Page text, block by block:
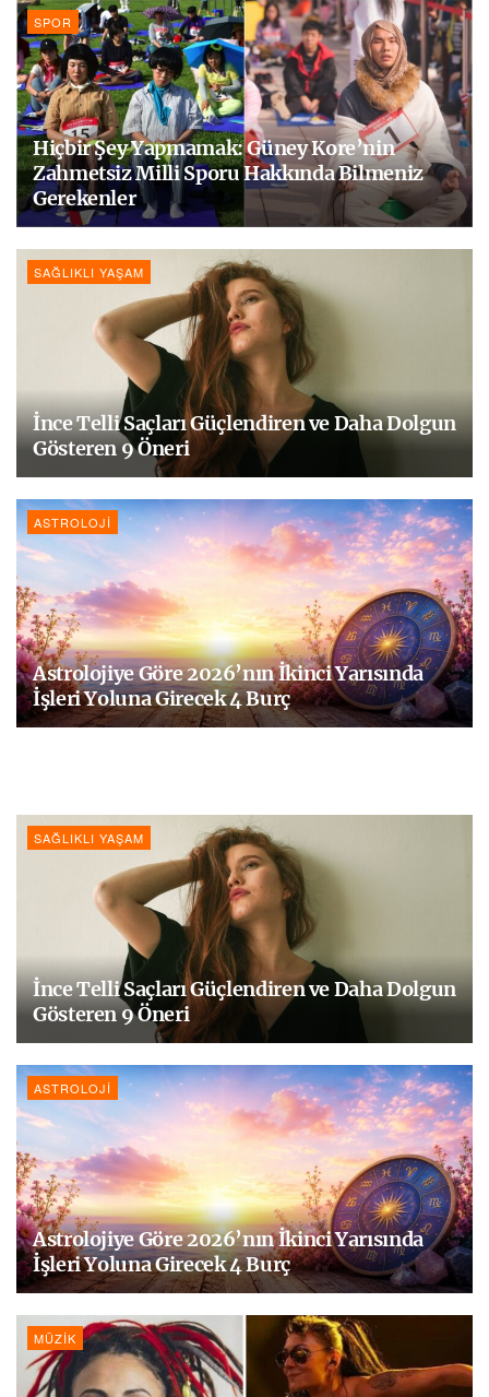
SPOR
Hiçbir Şey Yapmamak: Güney Kore’nin
Zahmetsiz Milli Sporu Hakkında Bilmeniz
Gerekenler
SAĞLIKLI YAŞAM
İnce Telli Saçları Güçlendiren ve Daha Dolgun
Gösteren 9 Öneri
ASTROLOJI
Astrolojiye Göre 2026’nın İkinci Yarısında
İşleri Yoluna Girecek 4 Burç
SAĞLIKLI YAŞAM
İnce Telli Saçları Güçlendiren ve Daha Dolgun
Gösteren 9 Öneri
ASTROLOJI
Astrolojiye Göre 2026’nın İkinci Yarısında
İşleri Yoluna Girecek 4 Burç
MÜZIK